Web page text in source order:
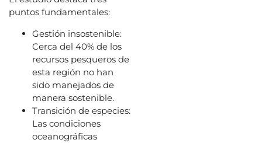
puntos fundamentales:
Gestión insostenible:
Cerca del 40% de los
recursos pesqueros de
esta región no han
sido manejados de
manera sostenible.
Transición de especies:
Las condiciones
oceanográficas